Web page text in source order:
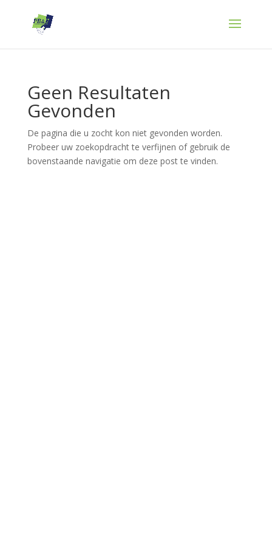
Geen Resultaten
Gevonden
De pagina die u zocht kon niet gevonden worden.
Probeer uw zoekopdracht te verfijnen of gebruik de
bovenstaande navigatie om deze post te vinden.